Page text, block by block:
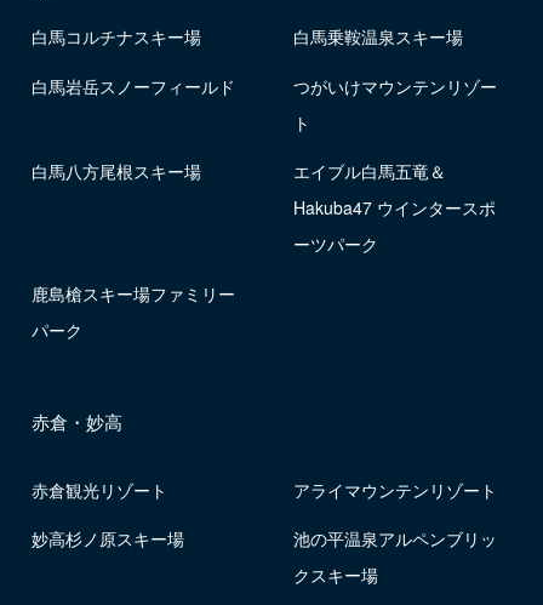
白馬コルチナスキー場 白馬乗鞍温泉スキー場
白馬岩岳スノーフィールド
つがいけマウンテンリゾー
ト
白馬八方尾根スキー場
エイブル白馬五竜＆
Hakuba47 ウインタースポ
ーツパーク
鹿島槍スキー場ファミリー
パーク
赤倉・妙高
赤倉観光リゾート アライマウンテンリゾート
妙高杉ノ原スキー場
池の平温泉アルペンブリッ
クスキー場